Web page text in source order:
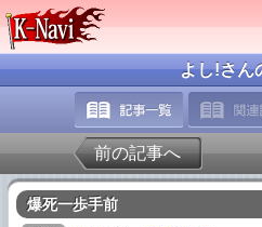
よし!さん
前の記事へ
爆死一歩手前